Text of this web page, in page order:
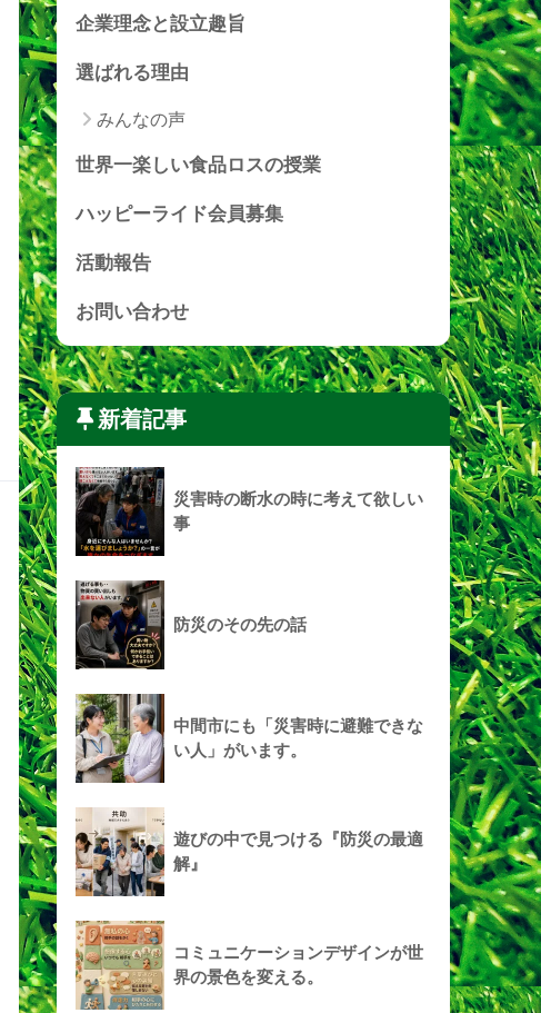
企業理念と設立趣旨
選ばれる理由
みんなの声
世界一楽しい食品ロスの授業
ハッピーライド会員募集
活動報告
お問い合わせ
新着記事
災害時の断水の時に考えて欲しい
事
防災のその先の話
中間市にも「災害時に避難できな
い人」がいます。
遊びの中で見つける『防災の最適
解』
コミュニケーションデザインが世
界の景色を変える。